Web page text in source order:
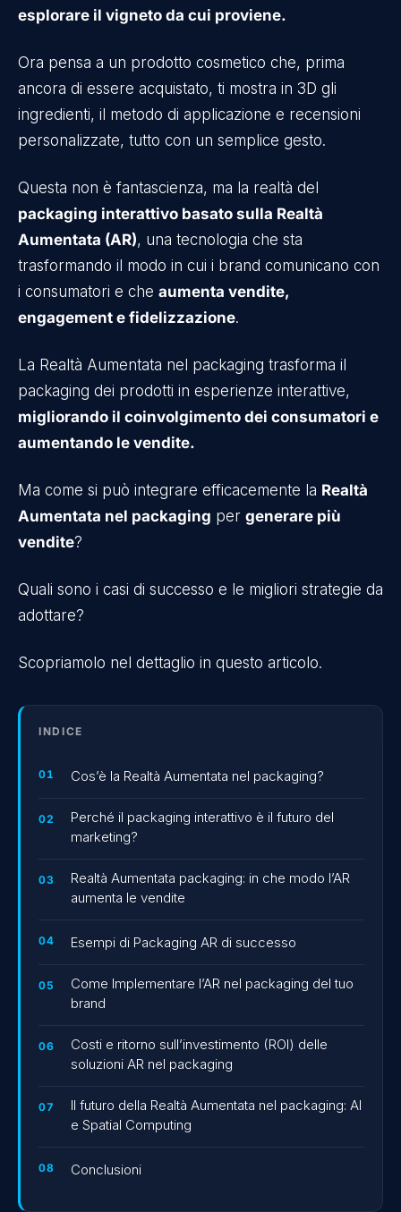
esplorare il vigneto da cui proviene.
Ora pensa a un prodotto cosmetico che, prima
ancora di essere acquistato, ti mostra in 3D gli
ingredienti, il metodo di applicazione e recensioni
personalizzate, tutto con un semplice gesto.
Questa non è fantascienza, ma la realtà del
packaging interattivo basato sulla Realtà
Aumentata (AR), una tecnologia che sta
trasformando il modo in cui i brand comunicano con
i consumatori e che aumenta vendite,
engagement e fidelizzazione.
La Realtà Aumentata nel packaging trasforma il
packaging dei prodotti in esperienze interattive,
migliorando il coinvolgimento dei consumatori e
aumentando le vendite.
Ma come si può integrare efficacemente la Realtà
Aumentata nel packaging per generare più
vendite?
Quali sono i casi di successo e le migliori strategie da
adottare?
Scopriamolo nel dettaglio in questo articolo.
INDICE
Cos’è la Realtà Aumentata nel packaging?
Perché il packaging interattivo è il futuro del
marketing?
Realtà Aumentata packaging: in che modo l’AR
aumenta le vendite
Esempi di Packaging AR di successo
Come Implementare l’AR nel packaging del tuo
brand
Costi e ritorno sull’investimento (ROI) delle
soluzioni AR nel packaging
Il futuro della Realtà Aumentata nel packaging: AI
e Spatial Computing
Conclusioni